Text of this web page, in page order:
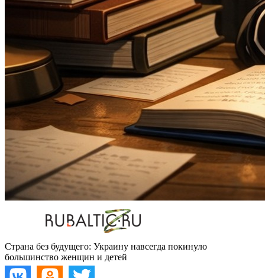
Страна без будущего: Украину навсегда покинуло
большинство женщин и детей